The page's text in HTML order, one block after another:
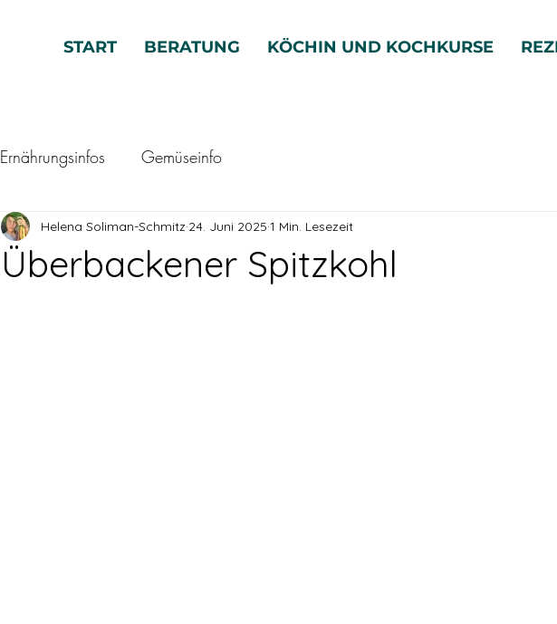
START BERATUNG KÖCHIN UND KOCHKURSE
Ernährungsinfos Gemüseinfo
Überbackener Spitzkohl
Helena Soliman-Schmitz 24. Juni 2025 1 Min. Lesezeit